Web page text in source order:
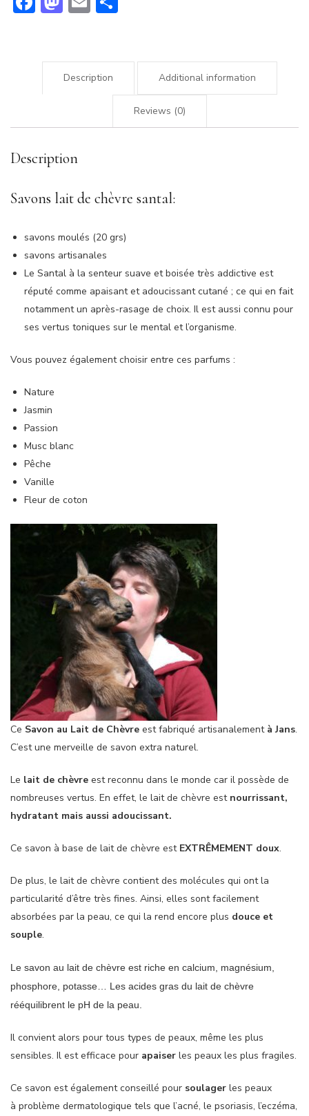
Description Additional information
Reviews (0)
Description
Savons lait de chèvre santal:
savons moulés (20 grs)
savons artisanales
Le Santal à la senteur suave et boisée très addictive est
réputé comme apaisant et adoucissant cutané ; ce qui en fait
notamment un après-rasage de choix. Il est aussi connu pour
ses vertus toniques sur le mental et l’organisme.
Vous pouvez également choisir entre ces parfums :
Nature
Jasmin
Passion
Musc blanc
Pêche
Vanille
Fleur de coton
Ce Savon au Lait de Chèvre est fabriqué artisanalementà Jans.
C’est une merveille de savon extra naturel.
Le lait de chèvre est reconnu dans le monde car il possède de
nombreuses vertus. En effet, le lait de chèvre est nourrissant,
hydratant mais aussi adoucissant.
Ce savon à base de lait de chèvre est EXTRÊMEMENT doux.
De plus, le lait de chèvre contient des molécules qui ont la
particularité d’être très fines. Ainsi, elles sont facilement
absorbées par la peau, ce qui la rend encore plus douce et
souple.
Le savon au lait de chèvre est riche en calcium, magnésium,
phosphore, potasse… Les acides gras du lait de chèvre
rééquilibrent le pH de la peau.
Il convient alors pour tous types de peaux, même les plus
sensibles. Il est efficace pour apaiser les peaux les plus fragiles.
Ce savon est également conseillé pour soulager les peaux
à problème dermatologique tels que l’acné, le psoriasis, l’eczéma,